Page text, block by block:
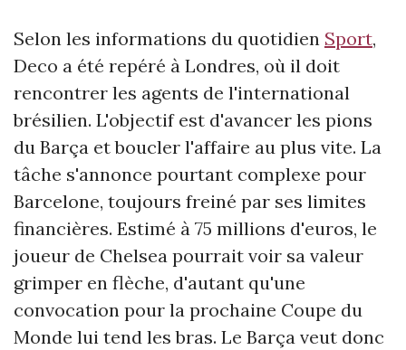
Selon les informations du quotidien Sport,
Deco a été repéré à Londres, où il doit
rencontrer les agents de l'international
brésilien. L'objectif est d'avancer les pions
du Barça et boucler l'affaire au plus vite. La
tâche s'annonce pourtant complexe pour
Barcelone, toujours freiné par ses limites
financières. Estimé à 75 millions d'euros, le
joueur de Chelsea pourrait voir sa valeur
grimper en flèche, d'autant qu'une
convocation pour la prochaine Coupe du
Monde lui tend les bras. Le Barça veut donc